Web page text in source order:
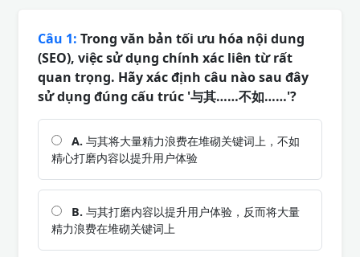
Câu 1: Trong văn bản tối ưu hóa nội dung
(SEO), việc sử dụng chính xác liên từ rất
quan trọng. Hãy xác định câu nào sau đây
sử dụng đúng cấu trúc '与其……不如……'?
A. 与其将大量精力浪费在堆砌关键词上，不如
精心打磨内容以提升用户体验
B. 与其打磨内容以提升用户体验，反而将大量
精力浪费在堆砌关键词上